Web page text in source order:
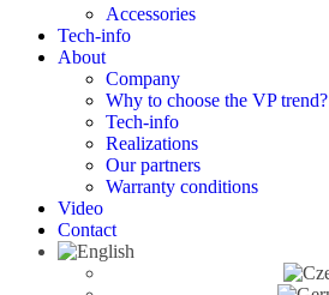
Accessories
Tech-info
About
Company
Why to choose the VP trend?
Tech-info
Realizations
Our partners
Warranty conditions
Video
Contact